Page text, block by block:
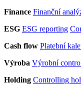
Finance Finanční
ESG ESG reporting
Cash flow Platební
Výroba Výrobní
Holding Controlling